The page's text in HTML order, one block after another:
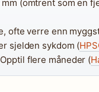
(omtrent som en
ofte verre enn
sjelden sykdom (
Opptil flere måneder (